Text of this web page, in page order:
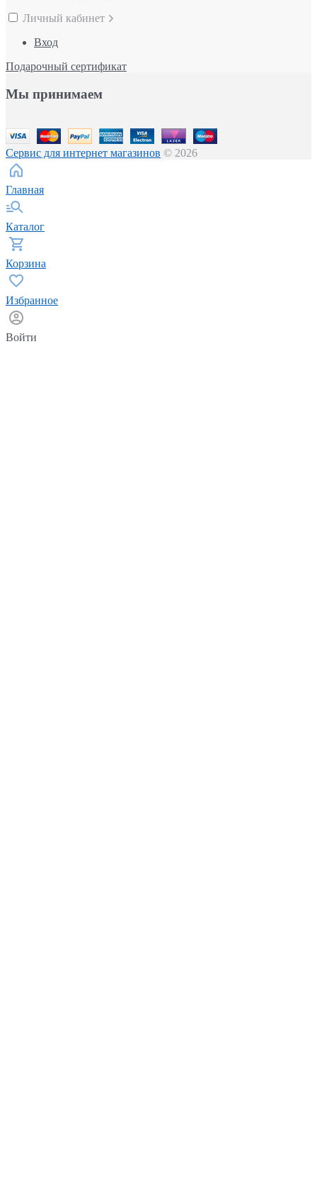
Личный кабинет
Вход
Подарочный сертификат
Мы принимаем
Сервис для интернет магазинов © 2026
Главная
Каталог
Корзина
Избранное
Войти